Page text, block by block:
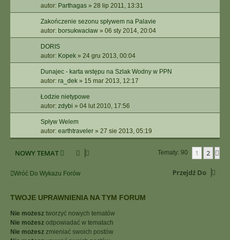
autor: Parthagas » 28 lip 2011, 13:31
Zakończenie sezonu spływem na Palavie
autor: borsukwacław » 06 sty 2014, 20:04
DORIS
autor: Kopek » 24 gru 2013, 00:04
Dunajec - karta wstępu na Szlak Wodny w PPN
autor: ra_dek » 15 mar 2013, 12:17
Łodzie nietypowe
autor: zdybi » 04 lut 2010, 17:56
Spływ Welem
autor: earthtraveler » 27 sie 2013, 05:19
NOWY TEMAT Tematy: 90 1 2
Wróć Do Wykazu Forów Przejdź Do
TWOJE UPRAWNIENIA NA TYM FORUM
Nie możesz tworzyć nowych tematów
Nie możesz odpowiadać w tematach
Nie możesz zmieniać swoich postów